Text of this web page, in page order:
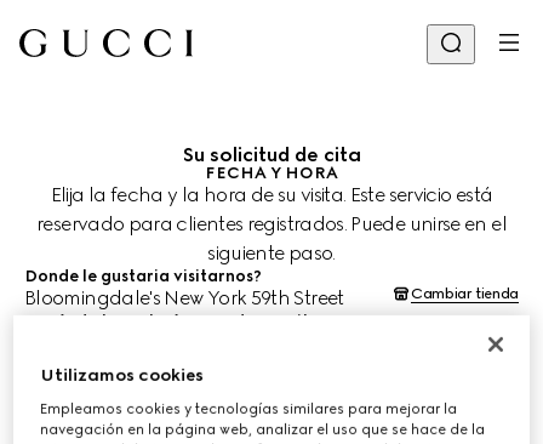
Su solicitud de cita
FECHA Y HORA
Elija la fecha y la hora de su visita. Este servicio está
reservado para clientes registrados. Puede unirse en el
siguiente paso.
Donde le gustaria visitarnos?
Bloomingdale's New York 59th Street Cambiar tienda
¿Cuándo le gustaría agendar su cita?
Las fechas y horas se muestran en la hora local de la tienda (EDT) y
están sujetas a la confirmación del equipo de asesoría de clientes.
Utilizamos cookies
Empleamos cookies y tecnologías similares para mejorar la
navegación en la página web, analizar el uso que se hace de la